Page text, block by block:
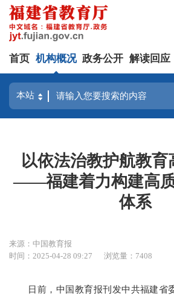
首页 机构概况 政务公开 解读回应
以依法治教护航教育
——福建着力构建高
体系
来源：中国教育报
时间：2025-04-28 09:27
浏览量：7408
日前，中国教育报刊发中共福建省